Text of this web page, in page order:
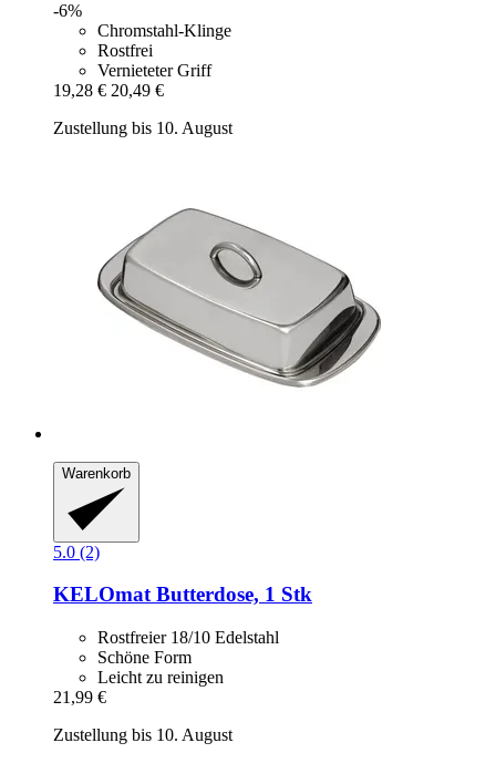
-6%
Chromstahl-Klinge
Rostfrei
Vernieteter Griff
19,28 € 20,49 €
Zustellung bis 10. August
Warenkorb
5.0 (2)
KELOmatButterdose, 1 Stk
Rostfreier 18/10 Edelstahl
Schöne Form
Leicht zu reinigen
21,99 €
Zustellung bis 10. August